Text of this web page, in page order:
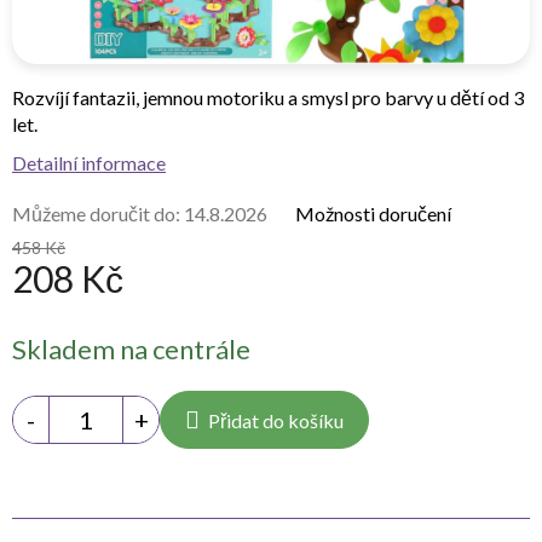
458 Kč
208 Kč
cena:
Skladem na centrále
Můžeme doručit do: 14.8.2026 Možnosti doručení
Přidat do košíku
Rozvíjí fantazii, jemnou motoriku a smysl pro barvy u dětí od 3
let.
Detailní informace